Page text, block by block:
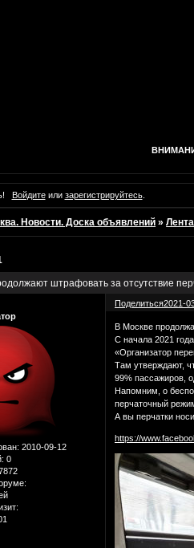
Войдитеили зарегистрируйтесь.
Новости. Доска объявлений »
штрафовать за отсутствие
Поделиться2021-
: 2010-09-12
0
В Москве
С начала 2021
«Организатор
Там утверждают,
99% пассажиров,
Напомним, о
перчаточный
А вы перчатки
https://